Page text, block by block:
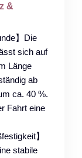
&
】Die
sich auf
Länge
ab
ca. 40 %.
Fahrt eine
】
stabile